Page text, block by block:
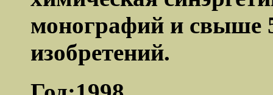
монографий и свыше
изобретений.